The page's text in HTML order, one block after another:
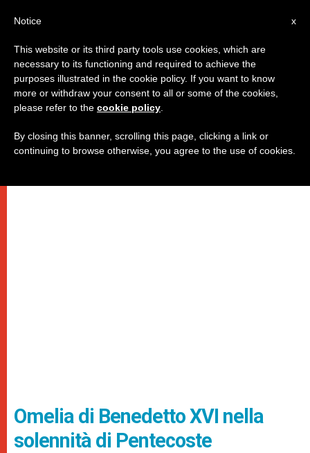
Omelia di Benedetto XVI nella
solennità di Pentecoste
x
Notice
This website or its third party tools use cookies, which are
necessary to its functioning and required to achieve the
purposes illustrated in the cookie policy. If you want to know
more or withdraw your consent to all or some of the cookies,
please refer to the cookie policy
By closing this banner, scrolling this page, clicking a link or
continuing to browse otherwise, you agree to the use of cookies.